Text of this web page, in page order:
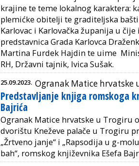
krajine te teme lokalnog karaktera:
plemićke obitelji te graditeljska
Karlovac i Karlovačka županija u
predstavnica Grada Karlovca
Martina Furdek Hajdin te uime
RH, Državni tajnik, Ivica Sušak.
25.09.2023. Ogranak Matice hrvatske
Predstavljanje knjiga romskoga
Bajrića
Ogranak Matice hrvatske u Trogiru
dvorištu Kneževe palače u Trogiru
„Žrtveno janje“ i „Rapsodija u g-
bah“, romskog književnika Ešefa